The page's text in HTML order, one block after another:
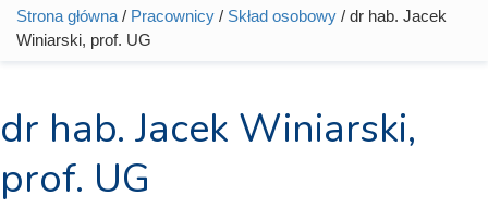
Jesteś tutaj
Strona główna / Pracownicy / Skład osobowy / dr hab. Jacek
Winiarski, prof. UG
dr hab. Jacek Winiarski,
prof. UG